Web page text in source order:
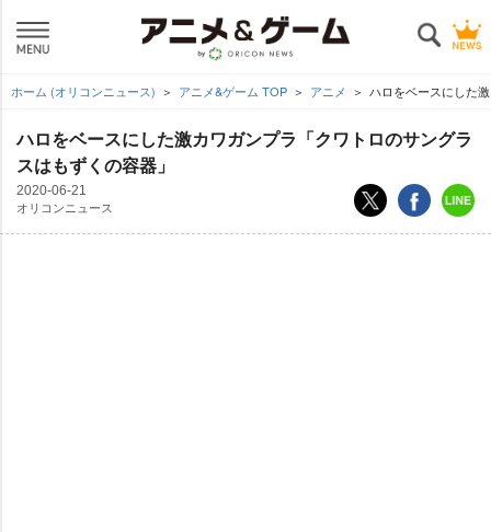
ホーム (オリコンニュース) アニメ&ゲーム TOP アニメ ハロをベースにした
ハロをベースにした激カワガンプラ「クワトロのサングラ
スはもずくの容器」
2020-06-21
オリコンニュース